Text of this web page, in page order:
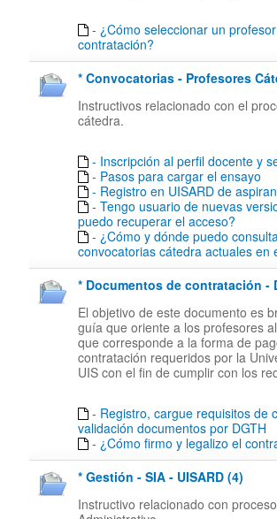
- ¿Cómo seleccionar un
contratación?
* Convocatorias - Profesores
Instructivos relacionado con el
cátedra.
- Inscripción al perfil docente y
- Pasos para cargar el ensayo
- Registro en UISARD de
- Tengo usuario de nuevas
puedo recuperar el acceso?
- ¿Cómo y dónde puedo
convocatorias cátedra actuales en
* Documentos de contratación -
El objetivo de este documento es
guía que oriente a los profesores
que corresponde a la forma de
contratación requeridos por la
UIS con el fin de cumplir con los
- Registro, cargue requisitos de
validación documentos por DGTH
- ¿Cómo firmo y legalizo el
* Gestión - SIA - UISARD (4)
Instructivo relacionado con